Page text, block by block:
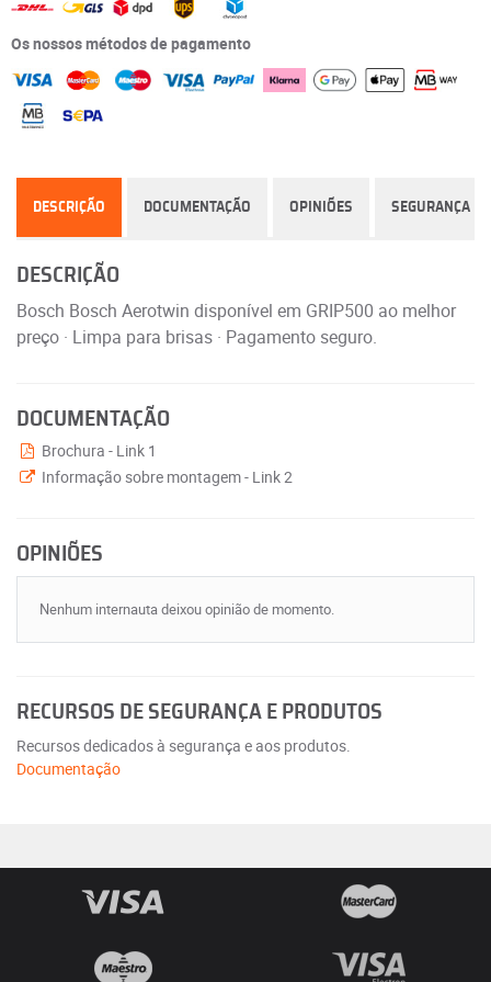
Os nossos métodos de pagamento
DESCRIÇÃO DOCUMENTAÇÃO OPINIÕES SEGURANÇA
DESCRIÇÃO
Bosch Bosch Aerotwin disponível em GRIP500 ao melhor
preço · Limpa para brisas · Pagamento seguro.
DOCUMENTAÇÃO
Brochura - Link 1
Informação sobre montagem - Link 2
OPINIÕES
Nenhum internauta deixou opinião de momento.
RECURSOS DE SEGURANÇA E PRODUTOS
Recursos dedicados à segurança e aos produtos.
Documentação